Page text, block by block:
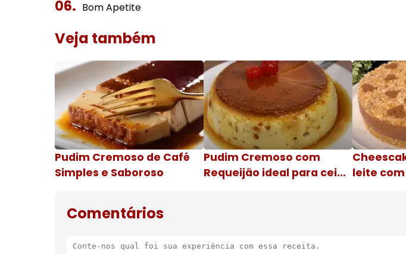
Bom Apetite
Veja também
Pudim Cremoso de Café
Simples e Saboroso
Pudim Cremoso com
Requeijão ideal para ceia
leite
Comentários